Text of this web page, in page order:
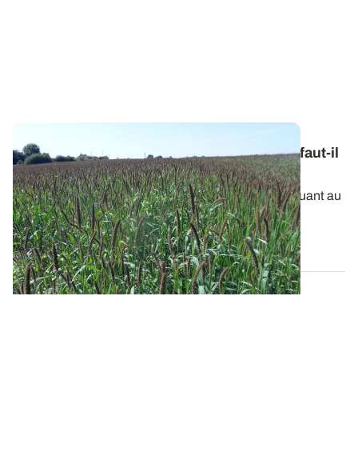
Moissons précoces et stocks fourragers : faut-il
en profiter pour cultiver une dérobée ?
La sécheresse se prolonge et l’inquiétude grandit quant au
potentiel de récolte espéré...
09 JUILL. 2026